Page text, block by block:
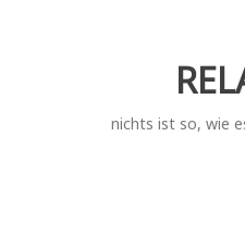
nichts ist so, wie